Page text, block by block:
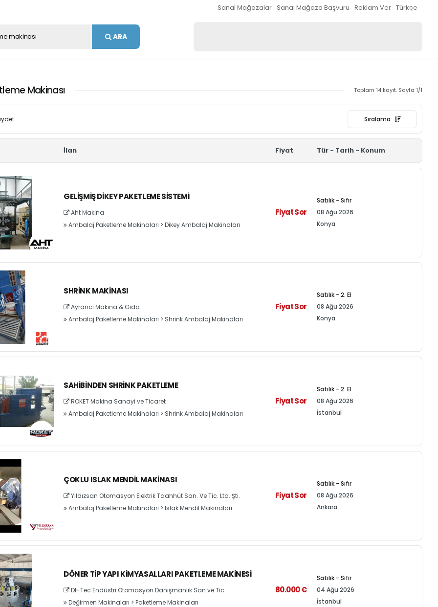
Türkçe
Reklam Ver
Sanal Mağaza Başvuru
Sanal Mağazalar
ARA
Makinası Toplam 14 kayıt. Sayfa 1/1
Sıralama
İlan Fiyat Tür - Tarih - Konum
GELIŞMIŞ DIKEY PAKETLEME SISTEMI
Aht Makina
Ambalaj Paketleme Makinaları > Dikey Ambalaj Makinaları
Fiyat Sor
Satılık - Sıfır
08 Ağu 2026
Konya
SHRINK MAKINASI
Ayrancı Makina & Gıda
Ambalaj Paketleme Makinaları > Shrink Ambalaj Makinaları
Fiyat Sor
Satılık - 2. El
08 Ağu 2026
Konya
SAHIBINDEN SHRINK PAKETLEME
ROKET Makina Sanayi ve Ticaret
Ambalaj Paketleme Makinaları > Shrink Ambalaj Makinaları
Fiyat Sor
Satılık - 2. El
08 Ağu 2026
İstanbul
ÇOKLU ISLAK MENDIL MAKINASI
Yıldızsan Otomasyon Elektrik Taahhüt San. Ve Tic. Ltd. Şti.
Ambalaj Paketleme Makinaları > Islak Mendil Makinaları
Fiyat Sor
Satılık - Sıfır
08 Ağu 2026
Ankara
DÖNER TIP YAPI KIMYASALLARI PAKETLEME MAKINESI
Dt-Tec Endüstri Otomasyon Danışmanlık San.ve Tic
Değirmen Makinaları > Paketleme Makinaları
80.000 €
Satılık - Sıfır
04 Ağu 2026
İstanbul